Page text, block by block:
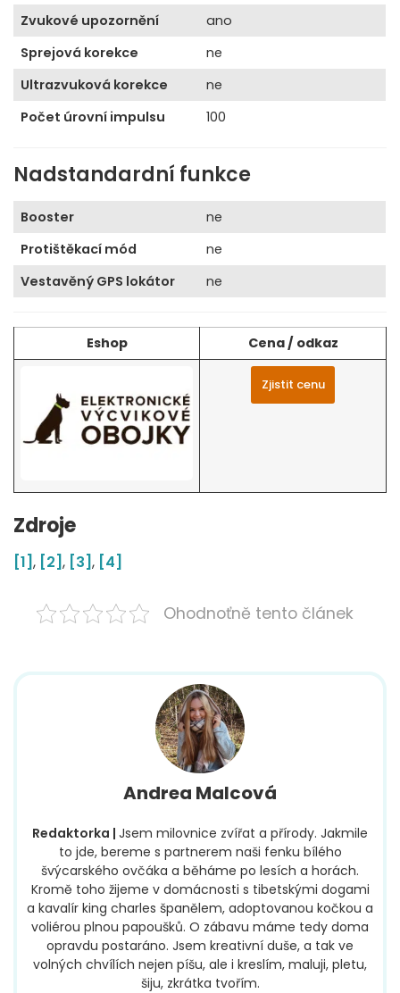
Zvukové upozornění
ano
Sprejová korekce
ne
Ultrazvuková korekce
ne
Počet úrovní impulsu
100
Nadstandardní funkce
Booster
ne
Protištěkací mód
ne
Vestavěný GPS lokátor
ne
Eshop Cena / odkaz
Zjistit cenu
Zdroje
[1], [2], [3], [4]
Ohodnoťně tento článek
Andrea Malcová
Redaktorka | Jsem milovnice zvířat a přírody. Jakmile
to jde, bereme s partnerem naši fenku bílého
švýcarského ovčáka a běháme po lesích a horách.
Kromě toho žijeme v domácnosti s tibetskými dogami
a kavalír king charles španělem, adoptovanou kočkou a
voliérou plnou papoušků. O zábavu máme tedy doma
opravdu postaráno. Jsem kreativní duše, a tak ve
volných chvílích nejen píšu, ale i kreslím, maluji, pletu,
šiju, zkrátka tvořím.